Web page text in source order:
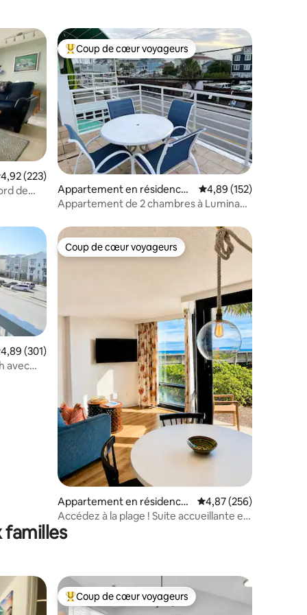
: 4,94 sur 5
appréciés
moyenne sur la base de 223 commentaires : 4,92 sur 5
4,92 (223)
de
Coups de cœur voyageurs les plus appréciés
Coup de cœur voyageurs
Appartement en résidence ⋅
Wrightsville Beach
Évaluation moyenne
4,89 (152)
Appartement de 2 chambres à Lumina
: 4,98 sur 5
appréciés
moyenne sur la base de 301 commentaires : 4,89 sur 5
4,89 (301)
avec
Coup de cœur voyageurs
Coup de cœur voyageurs
Appartement en résidence
⋅ Wrightsville Beach
Évaluation moyenne
4,87 (256)
Accédez à la plage ! Suite accueillante en
bord de mer
familles
appréciés Coups de cœur voyageurs les plus appréciés
Coup de cœur voyageurs